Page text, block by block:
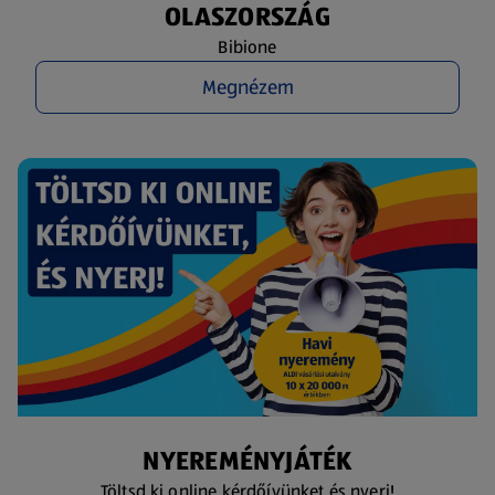
OLASZORSZÁG
Bibione
Megnézem
NYEREMÉNYJÁTÉK